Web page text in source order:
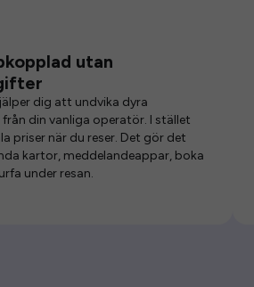
utan
dig att undvika dyra
din vanliga operatör. I stället
priser när du reser. Det gör det
kartor, meddelandeappar, boka
under resan.